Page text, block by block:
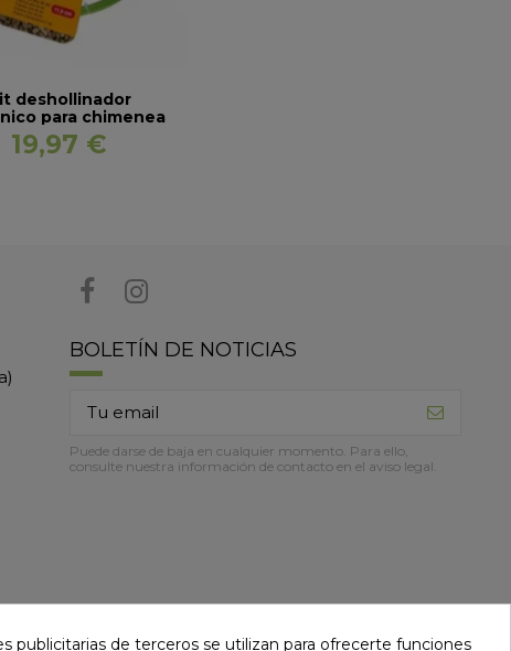
deshollinador
para chimenea
de pellet
19,97 €
BOLETÍN DE NOTICIAS
Puede darse de baja en cualquier momento. Para ello,
consulte nuestra información de contacto en el aviso legal.
publicitarias de terceros se utilizan para ofrecerte funciones